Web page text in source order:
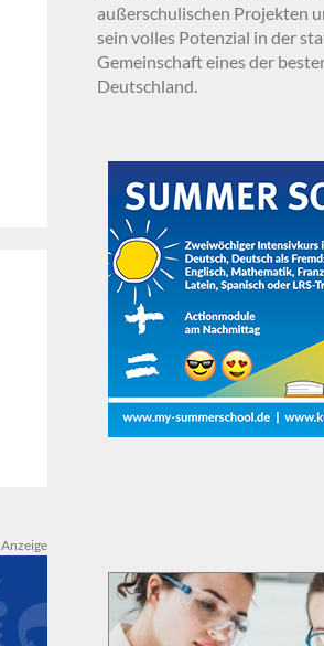
Anzeige
außerschulischen Projekten
sein volles Potenzial in der
Gemeinschaft eines der
Deutschland.